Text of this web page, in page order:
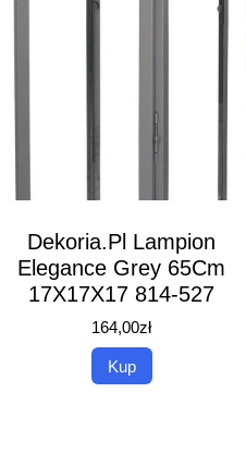
Dekoria.Pl Lampion
Elegance Grey 65Cm
17X17X17 814-527
164,00zł
Kup